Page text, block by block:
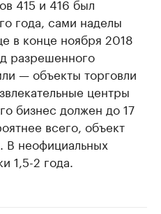
415 и 416 был
года, сами наделы
в конце ноября 2018
разрешенного
— объекты торговли
центры
бизнес должен до 17
всего, объект
В неофициальных
1,5-2 года.